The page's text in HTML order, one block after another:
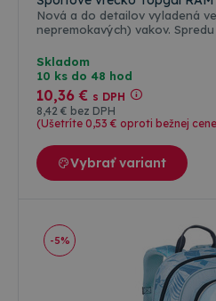
Nová a do detailov vyladená
nepremokavých) vakov.
oddelené vrecko na doklady a
celú našu ponuku. ????
Skladom
10 ks do 48 hod
10,36 € s DPH
8,42 € bez DPH
(Ušetríte 0,53 € oproti bežnej
Vybrať variant
-5%